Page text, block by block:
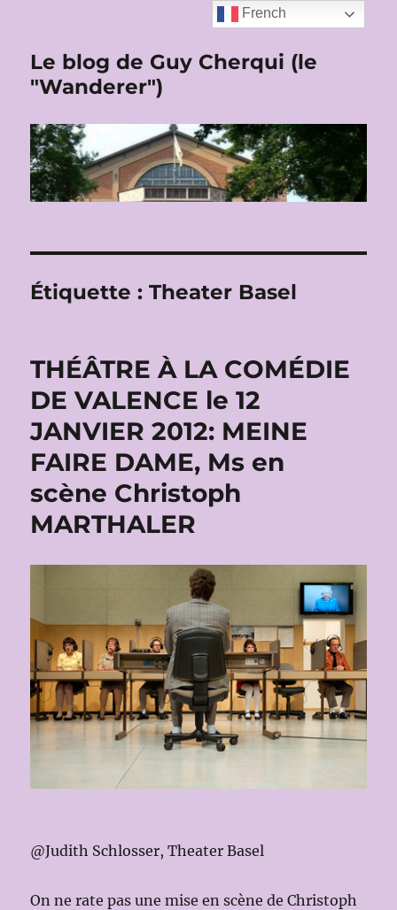
Le blog de Guy Cherqui (le
"Wanderer")
Étiquette :Theater Basel
THÉÂTRE À LA COMÉDIE
DE VALENCE le 12
JANVIER 2012: MEINE
FAIRE DAME, Ms en
scène Christoph
MARTHALER
@Judith Schlosser, Theater Basel
On ne rate pas une mise en scène de Christoph
French